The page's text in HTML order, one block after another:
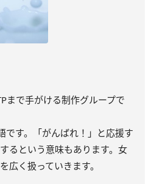
まで手がける制作グループで
です。「がんばれ！」と応援す
るという意味もあります。女
広く扱っていきます。